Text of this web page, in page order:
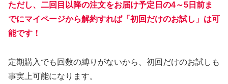
ただし、二回目以降の注文をお届け予定日の4～5日前ま
でにマイページから解約すれば「初回だけのお試し」は可
能です！
定期購入でも回数の縛りがないから、初回だけのお試しも
事実上可能になります。